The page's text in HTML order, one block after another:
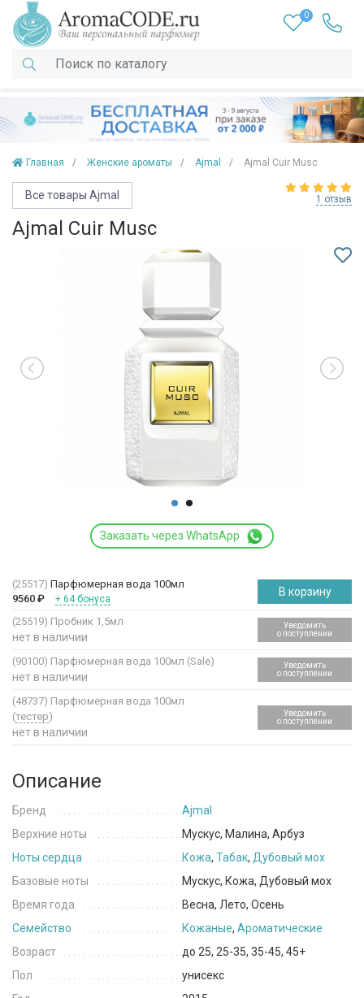
0
Главная Женские ароматы Ajmal Ajmal Cuir Musc
Все товары Ajmal 1 отзыв
Ajmal Cuir Musc
Заказать через WhatsApp
(25517) Парфюмерная вода 100мл
9560 ₽ + 64 бонуса
В корзину
(25519) Пробник 1,5мл
нет в наличии
Уведомить
о поступлении
(90100) Парфюмерная вода 100мл (Sale)
нет в наличии
Уведомить
о поступлении
(48737) Парфюмерная вода 100мл
(тестер)
нет в наличии
Уведомить
о поступлении
Описание
Бренд
Ajmal
Верхние ноты
Мускус, Малина, Арбуз
Ноты сердца
Кожа, Табак, Дубовый мох
Базовые ноты
Мускус, Кожа, Дубовый мох
Время года
Весна, Лето, Осень
Семейство
Кожаные, Ароматические
Возраст
до 25, 25-35, 35-45, 45+
Пол
унисекс